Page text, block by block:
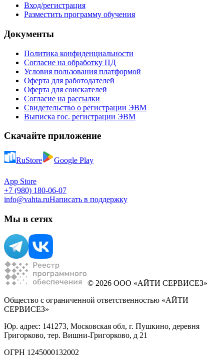
Вход/регистрация
Разместить программу обучения
Документы
Политика конфиденциальности
Согласие на обработку ПД
Условия пользования платформой
Оферта для работодателей
Оферта для соискателей
Согласие на рассылки
Свидетельство о регистрации ЭВМ
Выписка гос. регистрации ЭВМ
Скачайте приложение
RuStore Google Play
App Store
+7 (980) 180-06-07
info@vahta.ruНаписать в поддержку
Мы в сетях
© 2026 ООО «АЙТИ СЕРВИСЕЗ»
Общество с ограниченной ответственностью «АЙТИ
СЕРВИСЕЗ»
Юр. адрес: 141273, Московская обл, г. Пушкино, деревня
Григорково, тер. Вишни-Григорково, д 21
ОГРН 1245000132002